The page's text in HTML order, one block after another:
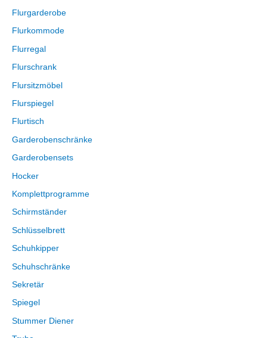
Flurgarderobe
Flurkommode
Flurregal
Flurschrank
Flursitzmöbel
Flurspiegel
Flurtisch
Garderobenschränke
Garderobensets
Hocker
Komplettprogramme
Schirmständer
Schlüsselbrett
Schuhkipper
Schuhschränke
Sekretär
Spiegel
Stummer Diener